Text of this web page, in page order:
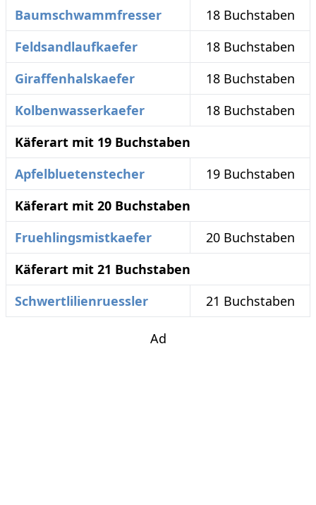
Baumschwammfresser
18 Buchstaben
Feldsandlaufkaefer
18 Buchstaben
Giraffenhalskaefer
18 Buchstaben
Kolbenwasserkaefer
18 Buchstaben
Käferart mit 19 Buchstaben
Apfelbluetenstecher
19 Buchstaben
Käferart mit 20 Buchstaben
Fruehlingsmistkaefer
20 Buchstaben
Käferart mit 21 Buchstaben
Schwertlilienruessler
21 Buchstaben
Ad